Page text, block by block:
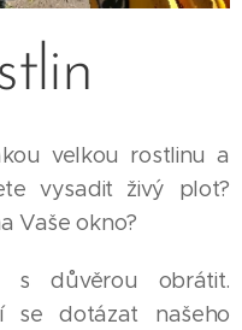
velkou rostlinu a
vysadit živý plot?
Vaše okno?
důvěrou obrátit.
se dotázat našeho